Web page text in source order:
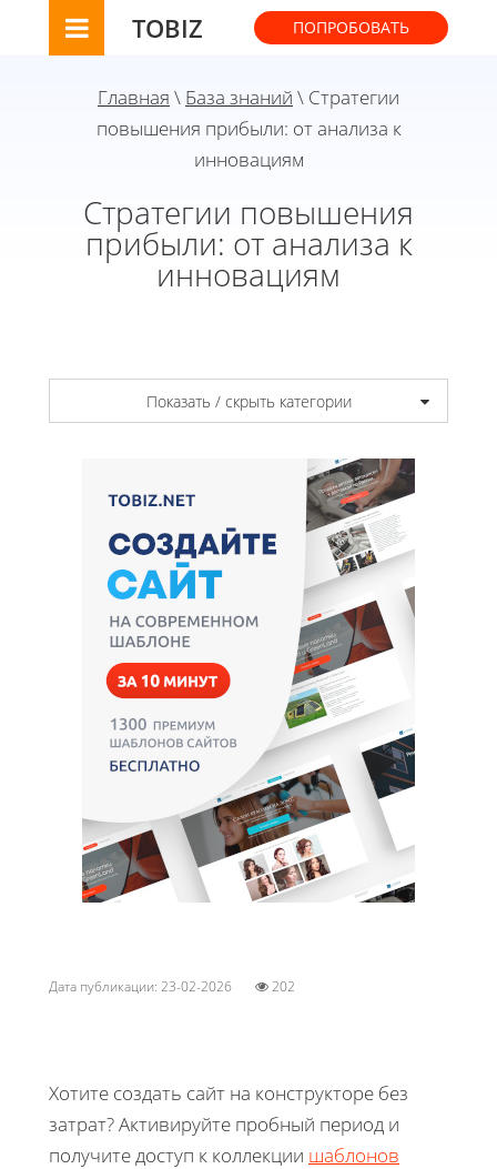
TOBIZ ПОПРОБОВАТЬ
Главная \ База знаний \ Стратегии
повышения прибыли: от анализа к
инновациям
Стратегии повышения
прибыли: от анализа к
инновациям
Показать / скрыть категории
Дата публикации: 23-02-2026 202
Хотите создать сайт на конструкторе без
затрат? Активируйте пробный период и
получите доступ к коллекции шаблонов